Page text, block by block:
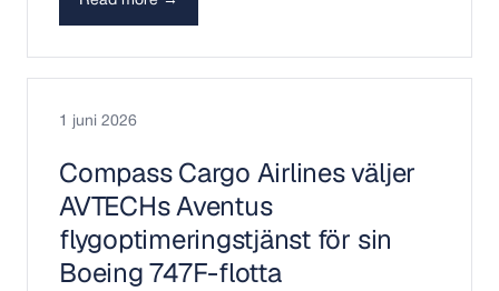
1 juni 2026
Compass Cargo Airlines väljer
AVTECHs Aventus
flygoptimeringstjänst för sin
Boeing 747F-flotta